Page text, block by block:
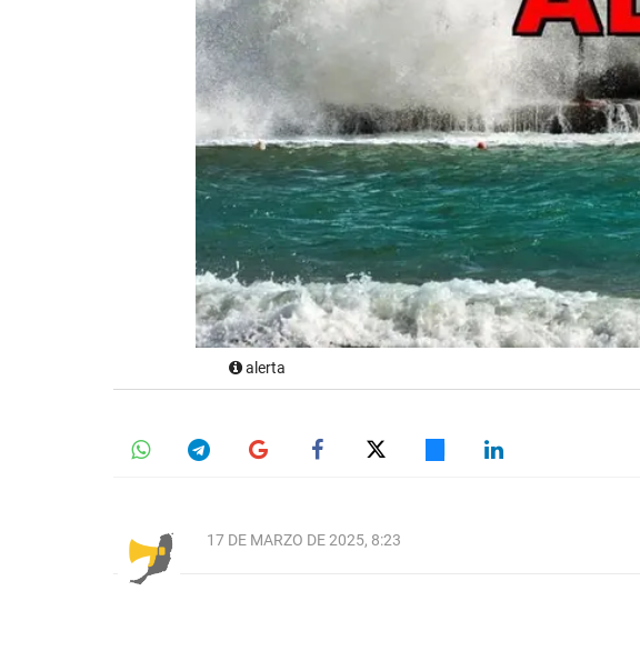
alerta
17 DE MARZO DE 2025, 8:23